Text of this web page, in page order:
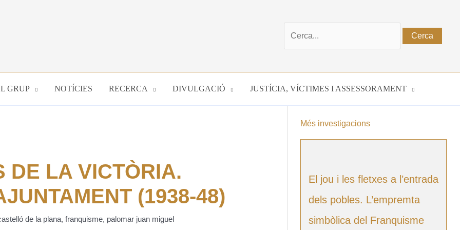
GRUP NOTÍCIES RECERCA DIVULGACIÓ JUSTÍCIA, VÍCTIMES I ASSESSORAMENT
DE LA VICTÒRIA.
(1938-48)
de la plana, franquisme, palomar juan miguel
Més investigacions
El jou i les fletxes a l’entrada
dels pobles. L’empremta
simbòlica del Franquisme